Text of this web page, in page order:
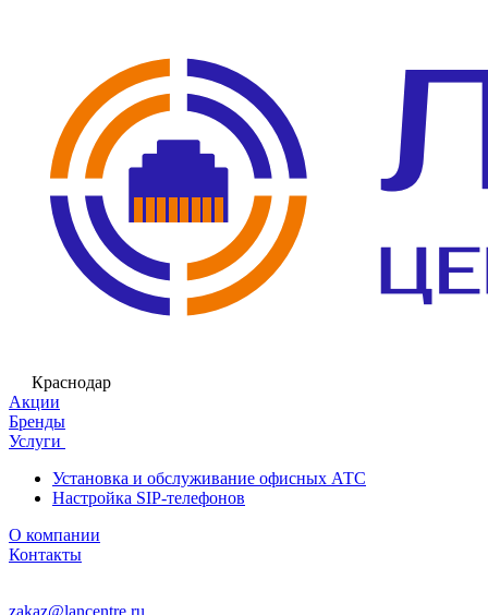
Краснодар
Акции
Бренды
Услуги
Установка и обслуживание офисных АТС
Настройка SIP-телефонов
О компании
Контакты
zakaz@lancentre.ru